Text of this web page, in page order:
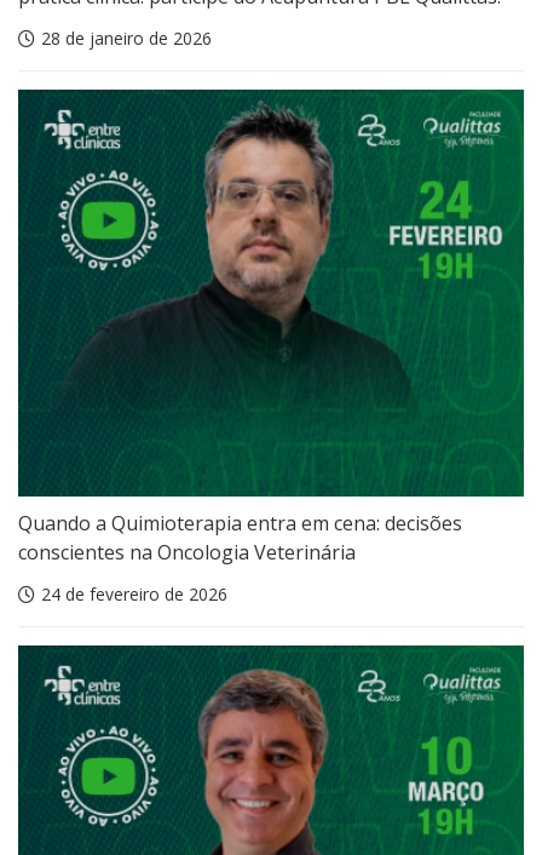
28 de janeiro de 2026
Quando a Quimioterapia entra em cena: decisões
conscientes na Oncologia Veterinária
24 de fevereiro de 2026